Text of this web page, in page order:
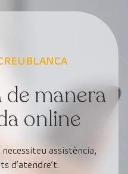
manera
online
assistència,
d’atendre’t.